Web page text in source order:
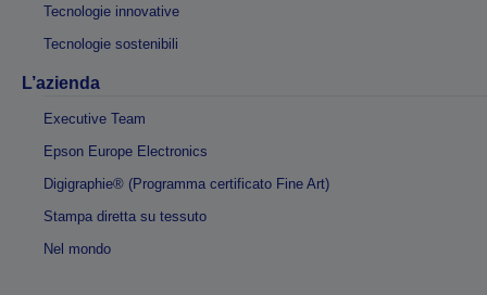
Tecnologie innovative
Tecnologie sostenibili
L’azienda
Executive Team
Epson Europe Electronics
Digigraphie® (Programma certificato Fine Art)
Stampa diretta su tessuto
Nel mondo